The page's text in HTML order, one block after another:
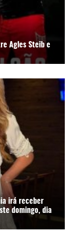
Agles Steib e
irá receber
domingo, dia